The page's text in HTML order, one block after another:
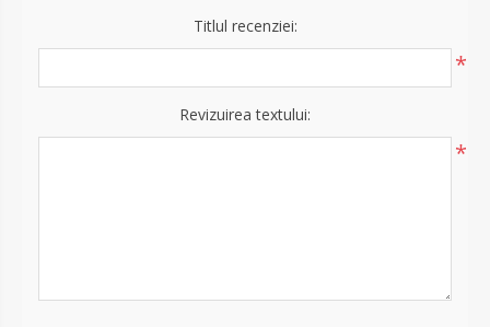
Titlul recenziei:
*
Revizuirea textului:
*